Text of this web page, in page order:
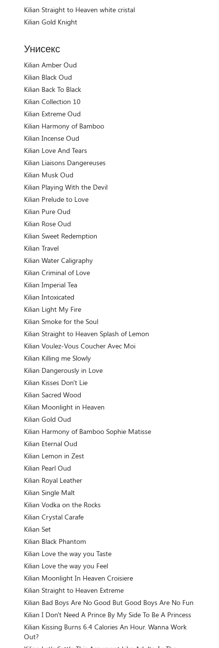
Kilian Straight to Heaven white cristal
Kilian Gold Knight
Унисекс
Kilian Amber Oud
Kilian Black Oud
Kilian Back To Black
Kilian Collection 10
Kilian Extreme Oud
Kilian Harmony of Bamboo
Kilian Incense Oud
Kilian Love And Tears
Kilian Liaisons Dangereuses
Kilian Musk Oud
Kilian Playing With the Devil
Kilian Prelude to Love
Kilian Pure Oud
Kilian Rose Oud
Kilian Sweet Redemption
Kilian Travel
Kilian Water Caligraphy
Kilian Criminal of Love
Kilian Imperial Tea
Kilian Intoxicated
Kilian Light My Fire
Kilian Smoke for the Soul
Kilian Straight to Heaven Splash of Lemon
Kilian Voulez-Vous Coucher Avec Moi
Kilian Killing me Slowly
Kilian Dangerously in Love
Kilian Kisses Don't Lie
Kilian Sacred Wood
Kilian Moonlight in Heaven
Kilian Gold Oud
Kilian Harmony of Bamboo Sophie Matisse
Kilian Eternal Oud
Kilian Lemon in Zest
Kilian Pearl Oud
Kilian Royal Leather
Kilian Single Malt
Kilian Vodka on the Rocks
Kilian Crystal Carafe
Kilian Set
Kilian Black Phantom
Kilian Love the way you Taste
Kilian Love the way you Feel
Kilian Moonlight In Heaven Croisiere
Kilian Straight to Heaven Extreme
Kilian Bad Boys Are No Good But Good Boys Are No Fun
Kilian I Don't Need A Prince By My Side To Be A Princess
Kilian Kissing Burns 6.4 Calories An Hour. Wanna Work
Out?